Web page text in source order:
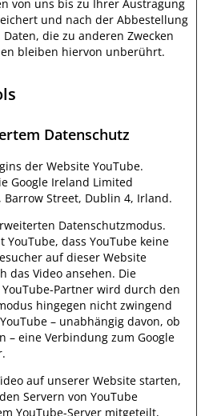
von uns bis zu Ihrer Austragung
und nach der Abbestellung
die zu anderen Zwecken
bleiben hiervon unberührt.
Datenschutz
der Website YouTube.
Google Ireland Limited
Barrow Street, Dublin 4, Irland.
Datenschutzmodus.
dass YouTube keine
auf dieser Website
das Video ansehen. Die
Partner wird durch den
hingegen nicht zwingend
– unabhängig davon, ob
– eine Verbindung zum Google
auf unserer Website starten,
Servern von YouTube
YouTube-Server mitgeteilt,